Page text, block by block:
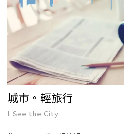
城市。輕旅行
I See the City